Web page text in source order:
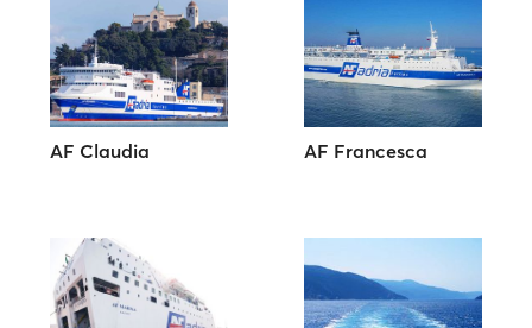
AF Claudia AF Francesca